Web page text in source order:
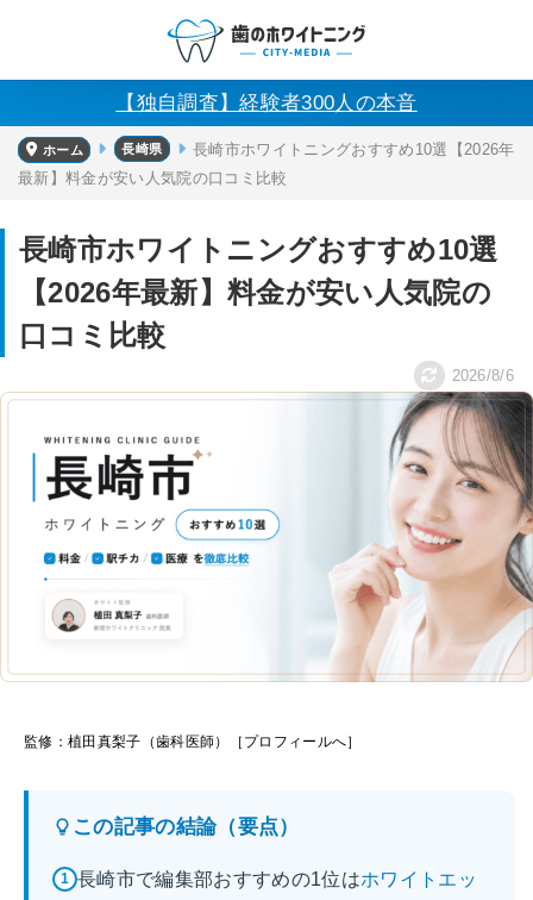
【独自調査】経験者300人の本音
ホーム 長崎県
長崎市ホワイトニングおすすめ10選【2026年
最新】料金が安い人気院の口コミ比較
長崎市ホワイトニングおすすめ10選
【2026年最新】料金が安い人気院の
口コミ比較
2026/8/6
監修：植田真梨子（歯科医師）［プロフィールへ］
この記事の結論（要点）
1 長崎市で編集部おすすめの1位はホワイトエッ